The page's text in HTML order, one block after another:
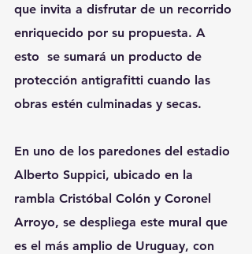
que invita a disfrutar de un recorrido
enriquecido por su propuesta. A
esto  se sumará un producto de
protección antigrafitti cuando las
obras estén culminadas y secas.
En uno de los paredones del estadio
Alberto Suppici, ubicado en la
rambla Cristóbal Colón y Coronel
Arroyo, se despliega este mural que
es el más amplio de Uruguay, con